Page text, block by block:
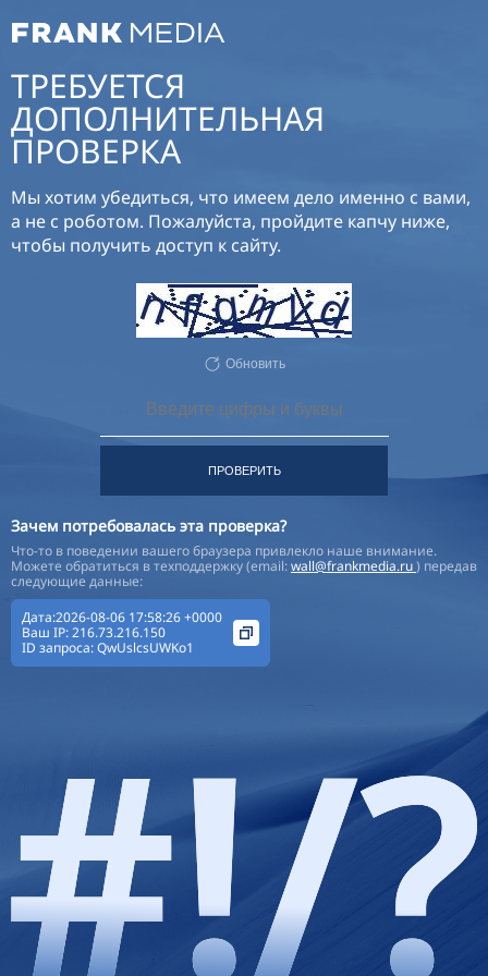
ТРЕБУЕТСЯ
ДОПОЛНИТЕЛЬНАЯ
ПРОВЕРКА
Мы хотим убедиться, что имеем дело именно с вами,
а не с роботом. Пожалуйста, пройдите капчу ниже,
чтобы получить доступ к сайту.
Обновить
ПРОВЕРИТЬ
Зачем потребовалась эта проверка?
Что-то в поведении вашего браузера привлекло наше внимание.
Можете обратиться в техподдержку (email:wall@frankmedia.ru) передав
следующие данные:
Дата:2026-08-06 17:58:26 +0000
Ваш IP:216.73.216.150
ID запроса:QwUslcsUWKo1